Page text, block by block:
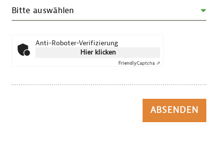
Anti-Roboter-Verifizierung
Hier klicken
FriendlyCaptcha ⇗
ABSENDEN